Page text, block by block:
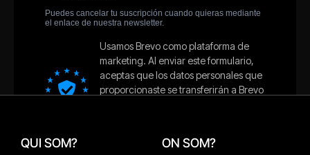
QUI SOM? ON SOM?